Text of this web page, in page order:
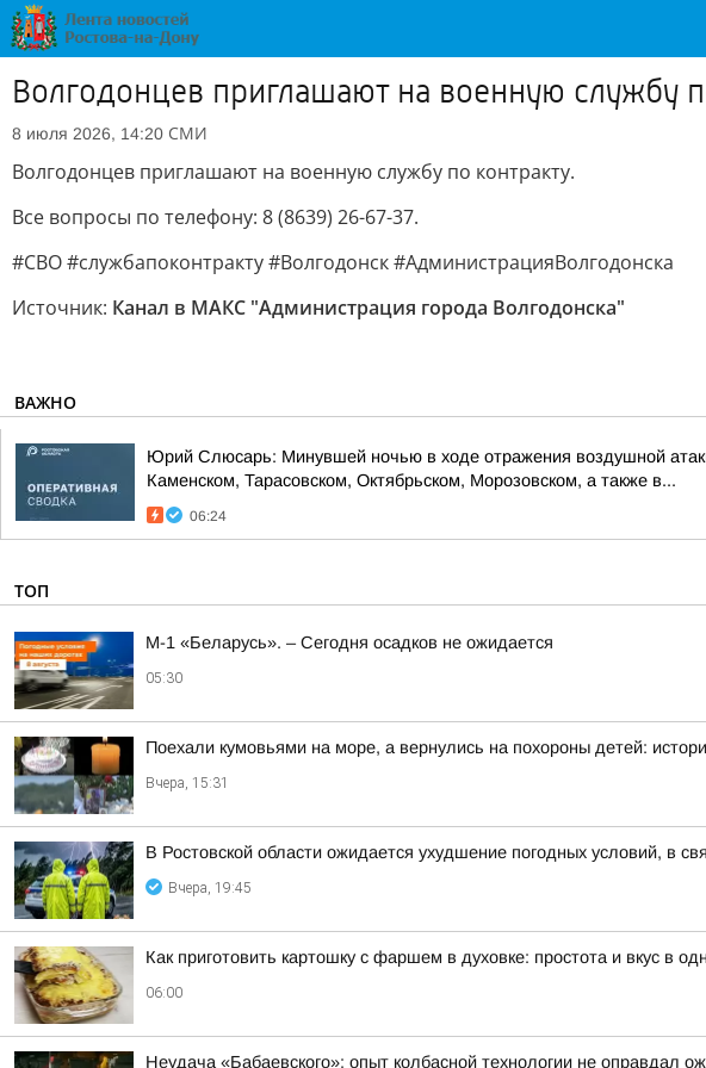
Волгодонцев приглашают на военную службу
8 июля 2026, 14:20 СМИ
Волгодонцев приглашают на военную службу по контракту.
Все вопросы по телефону: 8 (8639) 26-67-37.
#СВО #службапоконтракту #Волгодонск #АдминистрацияВолгодонска
Источник: Канал в МАКС "Администрация города Волгодонска"
ВАЖНО
Юрий Слюсарь: Минувшей ночью в ходе отражения воздушной
Каменском, Тарасовском, Октябрьском, Морозовском, а также в...
06:24
ТОП
М-1 «Беларусь». – Сегодня осадков не ожидается
05:30
Поехали кумовьями на море, а вернулись на похороны детей:
Вчера, 15:31
В Ростовской области ожидается ухудшение погодных условий, в
Вчера, 19:45
Как приготовить картошку с фаршем в духовке: простота и вкус в
06:00
Неудача «Бабаевского»: опыт колбасной технологии не оправдал